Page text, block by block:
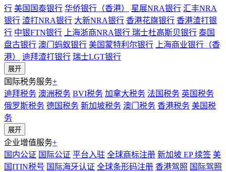
行 美国国泰银行 华侨银行（香港） 星展NRA银行 汇丰NRA
银行 渣打NRA银行 大新NRA银行 香港花旗银行 香港渣打银
行 中银FTN银行 上海浙商NRA银行 瑞士杜高斯贝银行 泰国
盘古银行 澳门蚂蚁银行 美国蒙特利尔银行
上海商业银行（香
港）
迪拜渣打银行 瑞士LGT银行
展开
国际税务服务+
迪拜税务 澳洲税务 BVI税务 加拿大税务 法国税务 英国税务
俄罗斯税务 德国税务 新加坡税务 澳门税务 香港税务 美国税
务
展开
企业增值服务+
国内公证 国际公证 平台入驻 全球商标注册 新加坡 EP 续签 美
国ITIN税号 国际海牙认证 全球条形码注册 香港驾照 国际驾照